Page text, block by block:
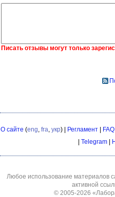
Писать отзывы могут только
О сайте (eng fra укр) | Регламент| FAQ
| Telegram |
Любое использование материалов
активной
© 2005-2026